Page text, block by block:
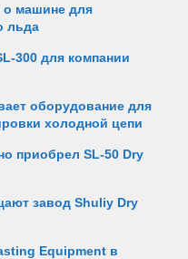
о машине для
льда
300 для компании
оборудование для
холодной цепи
приобрел SL-50 Dry
завод Shuliy Dry
Equipment в